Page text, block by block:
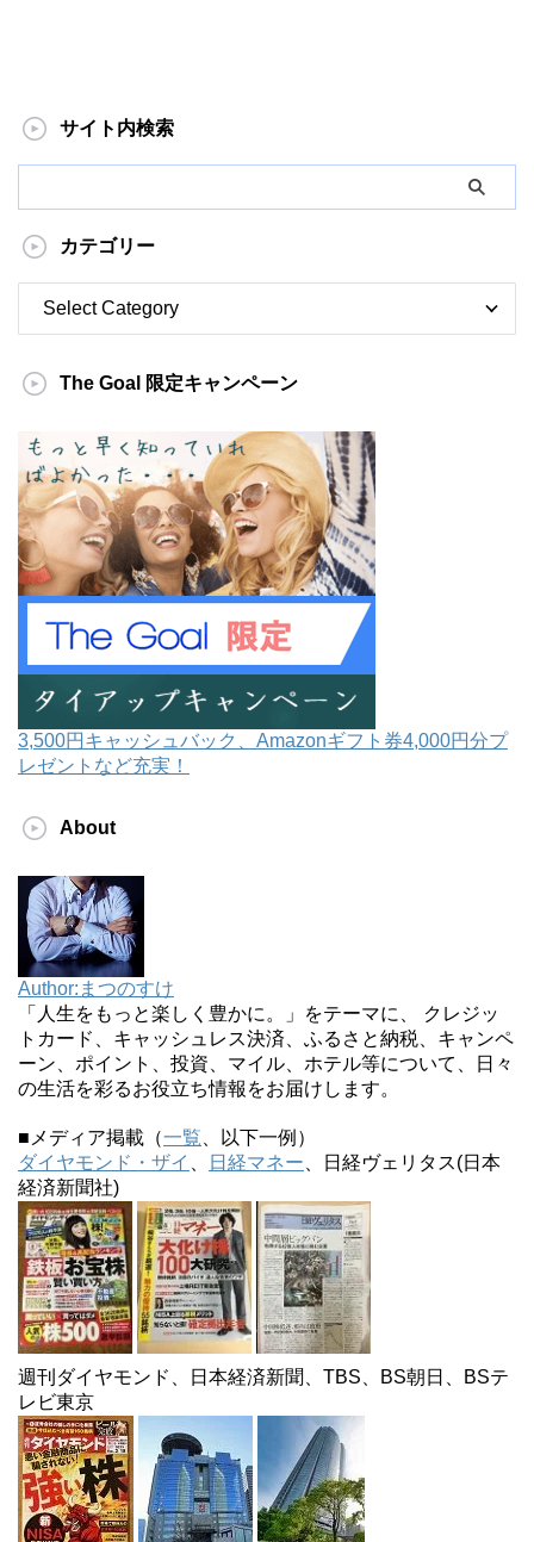
サイト内検索
カテゴリー
The Goal 限定キャンペーン
3,500円キャッシュバック、Amazonギフト券4,000円分プ
レゼントなど充実！
About
Author:まつのすけ
「人生をもっと楽しく豊かに。」をテーマに、 クレジッ
トカード、キャッシュレス決済、ふるさと納税、キャンペ
ーン、ポイント、投資、マイル、ホテル等について、日々
の生活を彩るお役立ち情報をお届けします。
■メディア掲載（一覧 、以下一例）
ダイヤモンド・ザイ
日経マネー 、日経ヴェリタス(日本
経済新聞社)
週刊ダイヤモンド、日本経済新聞、TBS、BS朝日、BSテ
レビ東京